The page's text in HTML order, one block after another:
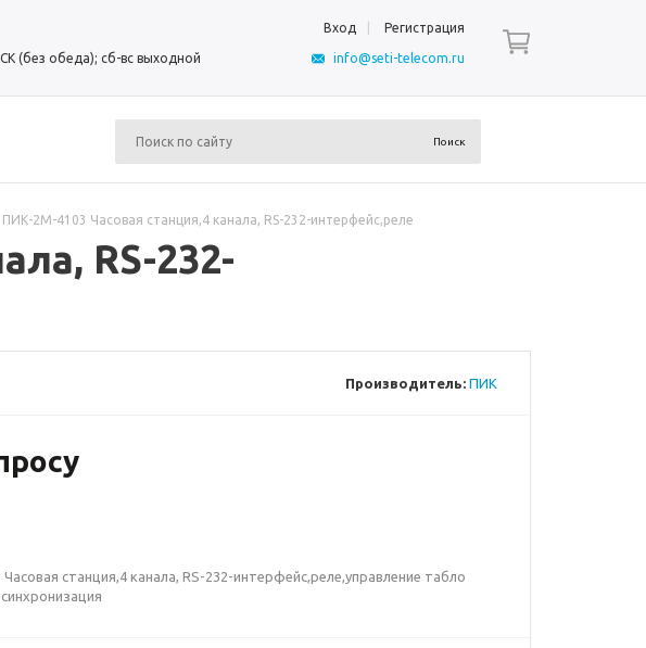
Вход Регистрация
(без обеда); сб-вс выходной info@seti-telecom.ru
ПИК-2М-4103 Часовая станция,4 канала, RS-232-интерфейс,реле
RS-232-
Производитель: ПИК
станция,4 канала, RS-232-интерфейс,реле,управление табло